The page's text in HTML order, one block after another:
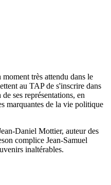
très attendu dans le
au TAP de s'inscrire dans
ses représentations, en
marquantes de la vie politique
Daniel Mottier, auteur des
complice Jean-Samuel
inaltérables.